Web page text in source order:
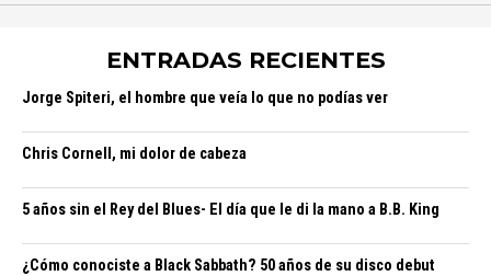
ENTRADAS RECIENTES
Jorge Spiteri, el hombre que veía lo que no podías ver
Chris Cornell, mi dolor de cabeza
5 años sin el Rey del Blues- El día que le di la mano a B.B. King
¿Cómo conociste a Black Sabbath? 50 años de su disco debut